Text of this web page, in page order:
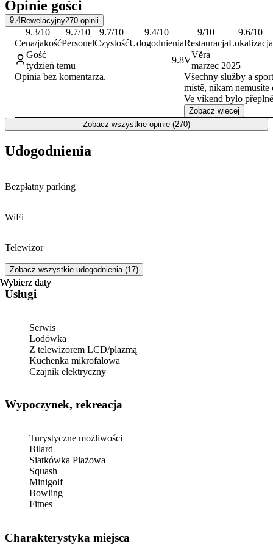
Opinie gości
9.4Rewelacyjny270 opinii
9.3/10
Cena/jakość
9.7/10
Personel
9.7/10
Czystość
9.4/10
Udogodnienia
9/10
Restauracja
9.6/10
Lokalizacja
Gość
tydzień temu
9.8
Opinia bez komentarza.
V
Věra
marzec 2025
Všechny služby a
místě, nikam nemusíte
Ve víkend bylo
nebylo kde
být formou bufetu,
vodou! Předešlý den
Zobacz więcej
Zobacz wszystkie opinie (270)
Wybierz daty
Wybierz daty
Udogodnienia
Bezpłatny parking
WiFi
Telewizor
Zobacz wszystkie udogodnienia (17)
Usługi
Serwis
Lodówka
Z telewizorem LCD/plazmą
Kuchenka mikrofalowa
Czajnik elektryczny
Wypoczynek, rekreacja
Turystyczne możliwości
Bilard
Siatkówka Plażowa
Squash
Minigolf
Bowling
Fitnes
Charakterystyka miejsca